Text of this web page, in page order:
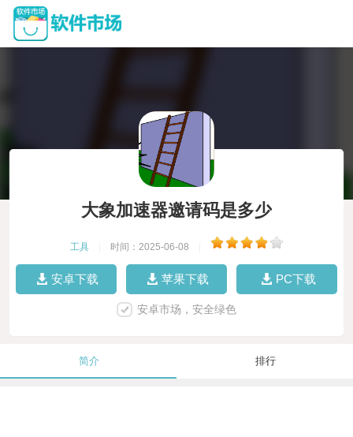
大象加速器邀请码是多少
工具 时间：2025-06-08
安卓下载 苹果下载 PC下载
安卓市场，安全绿色
简介 排行